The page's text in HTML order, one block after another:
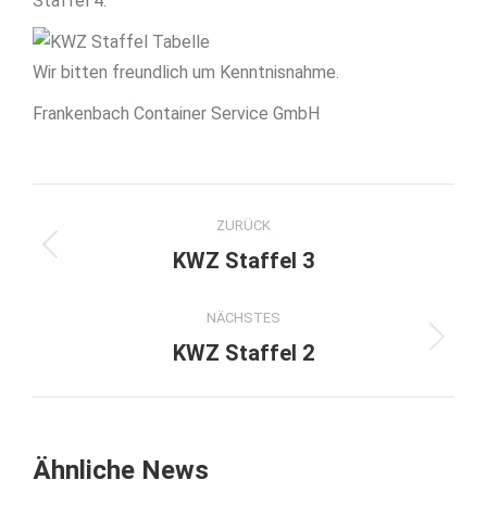
Wir bitten freundlich um Kenntnisnahme.
Frankenbach Container Service GmbH
Kommentarnavigation
ZURÜCK
Vorheriger
KWZ Staffel 3
NÄCHSTES
Nächster
KWZ Staffel 2
Ähnliche News